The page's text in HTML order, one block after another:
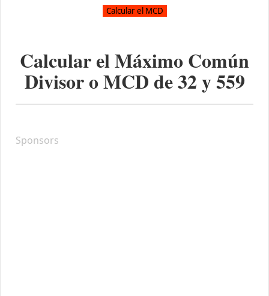
Calcular el Máximo Común
Divisor o MCD de32y559
Sponsors